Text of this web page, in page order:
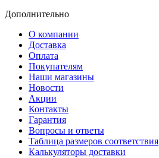
Дополнительно
О компании
Доставка
Оплата
Покупателям
Наши магазины
Новости
Акции
Контакты
Гарантия
Вопросы и ответы
Таблица размеров соответствия
Калькуляторы доставки